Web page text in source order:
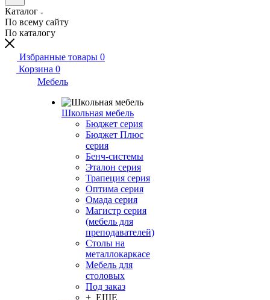
Каталог
По всему сайту
По каталогу
Избранные товары 0
Корзина 0
Мебель
Школьная мебель
Бюджет серия
Бюджет Плюс
серия
Бенч-системы
Эталон серия
Трапеция серия
Оптима серия
Омада серия
Магистр серия
(мебель для
преподавателей)
Столы на
металлокаркасе
Мебель для
столовых
Под заказ
+ ЕЩЕ